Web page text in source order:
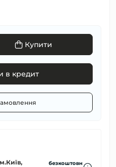
Купити
в кредит
безкоштовн